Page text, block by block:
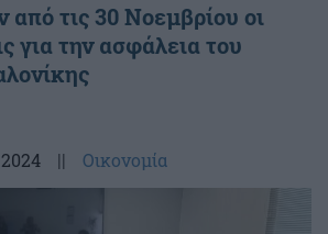
από τις 30 Νοεμβρίου οι
για την ασφάλεια του
|| Οικονομία